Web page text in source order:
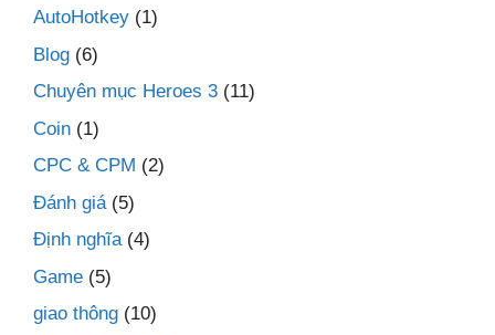
AutoHotkey (1)
Blog (6)
Chuyên mục Heroes 3 (11)
Coin (1)
CPC & CPM (2)
Đánh giá (5)
Định nghĩa(4)
Game (5)
giao thông (10)